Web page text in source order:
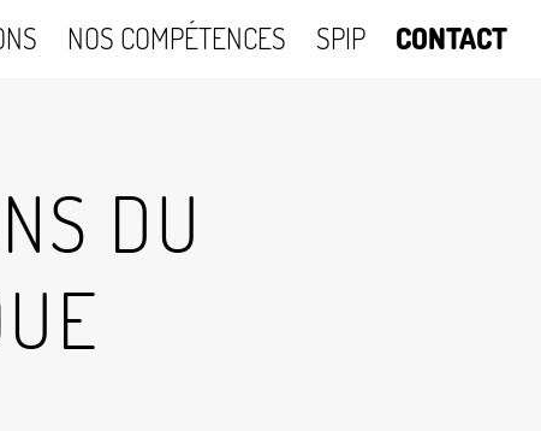
NOS COMPÉTENCES SPIP CONTACT
DU